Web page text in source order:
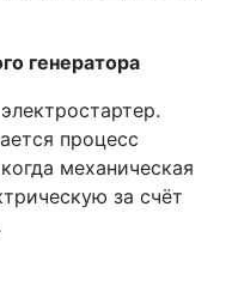
генератора
процесс
механическая
за счёт